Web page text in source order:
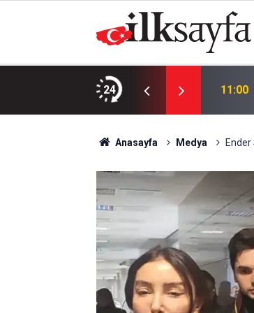
24
Milyonlarca liralık malzeme alınacak 11:00
Anasayfa Medya